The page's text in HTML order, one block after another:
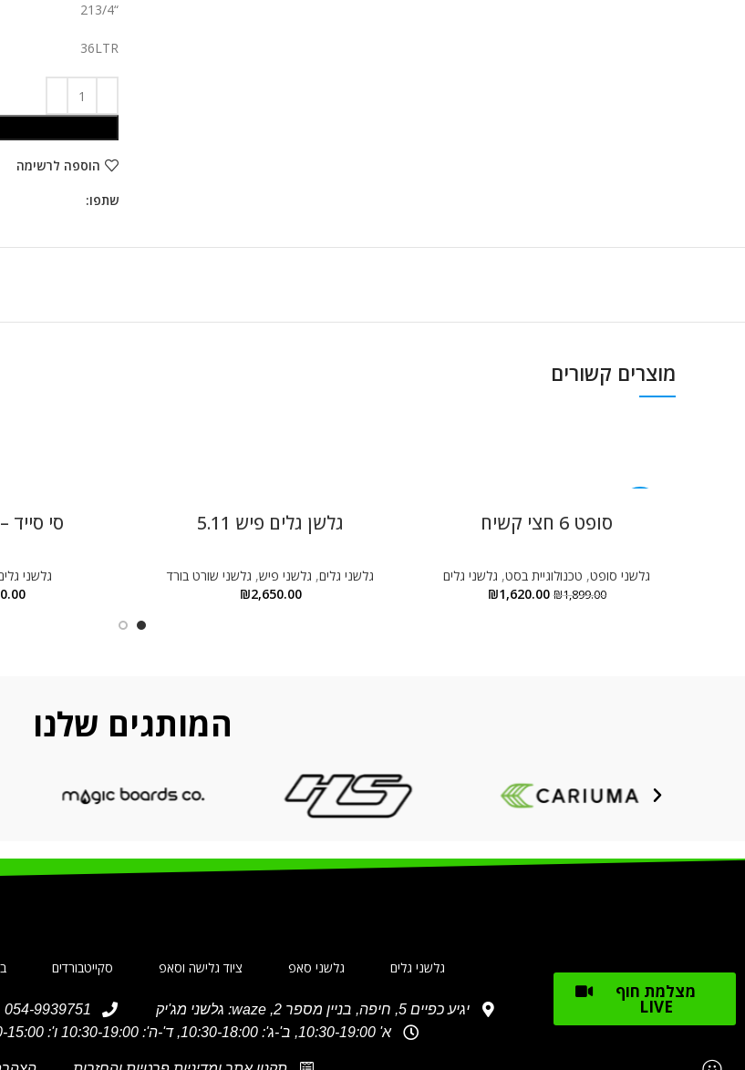
“213/4
36LTR
הוספה לרשימה
שתפו:
מוצרים קשורים
סופט 6 חצי קשיח
גלשני סופט, טכנולוגיית בסט, גלשני גלים
₪1,899.00
₪1,620.00
גלשן גלים פיש 5.11
גלשני גלים, גלשני פיש, גלשני שורט בורד
₪2,650.00
סי סייד – SEASIDE
גלשני
המותגים שלנו
מצלמת חוף
LIVE
גלשני גלים גלשני סאפ ציוד גלישה וסאפ סקייטבורדים
יגיע כפיים 5, חיפה, בניין מספר 2, waze: גלשני מג'יק 054-9939751
א' 10:30-19:00, ב'-ג': 10:30-18:00, ד'-ה': 10:30-19:00 ו': 10:00-15:00 שבת: 10:00- 16:00